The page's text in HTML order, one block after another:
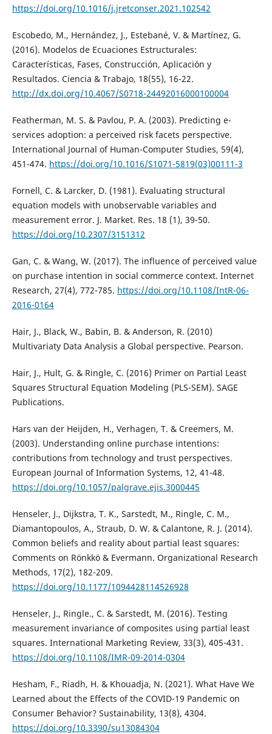
https://doi.org/10.1016/j.jretconser.2021.102542
Escobedo, M., Hernández, J., Estebané, V. & Martínez, G.
(2016). Modelos de Ecuaciones Estructurales:
Características, Fases, Construcción, Aplicación y
Resultados. Ciencia & Trabajo, 18(55), 16-22.
http://dx.doi.org/10.4067/S0718-24492016000100004
Featherman, M. S. & Pavlou, P. A. (2003). Predicting e-
services adoption: a perceived risk facets perspective.
International Journal of Human-Computer Studies, 59(4),
451-474. https://doi.org/10.1016/S1071-5819(03)00111-3
Fornell, C. & Larcker, D. (1981). Evaluating structural
equation models with unobservable variables and
measurement error. J. Market. Res. 18 (1), 39-50.
https://doi.org/10.2307/3151312
Gan, C. & Wang, W. (2017). The influence of perceived value
on purchase intention in social commerce context. Internet
Research, 27(4), 772-785. https://doi.org/10.1108/IntR-06-
2016-0164
Hair, J., Black, W., Babin, B. & Anderson, R. (2010)
Multivariaty Data Analysis a Global perspective. Pearson.
Hair, J., Hult, G. & Ringle, C. (2016) Primer on Partial Least
Squares Structural Equation Modeling (PLS-SEM). SAGE
Publications.
Hars van der Heijden, H., Verhagen, T. & Creemers, M.
(2003). Understanding online purchase intentions:
contributions from technology and trust perspectives.
European Journal of Information Systems, 12, 41-48.
https://doi.org/10.1057/palgrave.ejis.3000445
Henseler, J., Dijkstra, T. K., Sarstedt, M., Ringle, C. M.,
Diamantopoulos, A., Straub, D. W. & Calantone, R. J. (2014).
Common beliefs and reality about partial least squares:
Comments on Rönkkö & Evermann. Organizational Research
Methods, 17(2), 182-209.
https://doi.org/10.1177/1094428114526928
Henseler, J., Ringle., C. & Sarstedt, M. (2016). Testing
measurement invariance of composites using partial least
squares. International Marketing Review, 33(3), 405-431.
https://doi.org/10.1108/IMR-09-2014-0304
Hesham, F., Riadh, H. & Khouadja, N. (2021). What Have We
Learned about the Effects of the COVID-19 Pandemic on
Consumer Behavior? Sustainability, 13(8), 4304.
https://doi.org/10.3390/su13084304